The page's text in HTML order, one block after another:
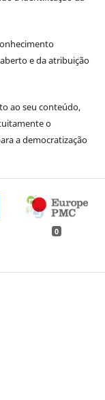
e da atribuição
ao seu conteúdo,
o
a democratização
0